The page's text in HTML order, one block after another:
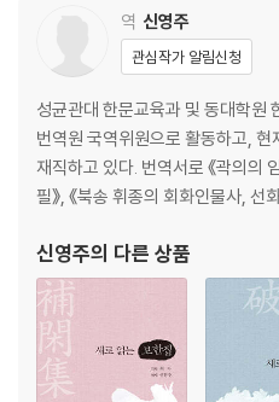
2. 《언해諺解》의 구두句讀 오류
3. 공자와 맹자의 경륜을 담은 《중용中
4. 억지로 고문을 모방하는 병통
5. 사람의 마음을 감발시키는 《시경
6. 정사 중에 가장 신중해야 하는 형
7. 지극한 양陽의 정기가 되는 용龍
8. 진호陳澔가 편찬한 《예기집설禮
필법
10. 간략하고 심오하며 의리가 순정한
傳》
11. 완곡하고 재미있는 영고숙穎考叔
12. 춘추시대와 전국시대 말의 문장
13. 읽는 사람을 고무시키는 《주례周
역 신영주
관심작가 알림신청
성균관대 한문교육과 및 동대학원
번역원 국역위원으로 활동하고,
재직하고 있다. 번역서로 《곽의의
필》, 《북송 휘종의 회화인물사, 선
신영주의 다른 상품